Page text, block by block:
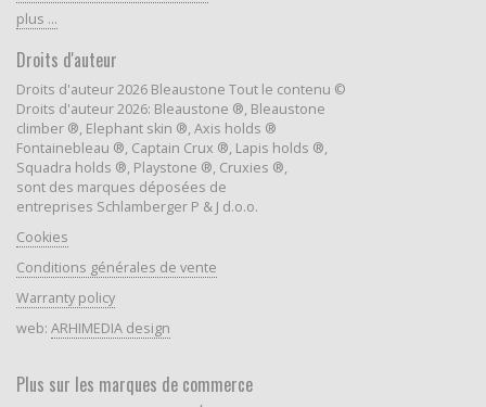
plus ...
Droits d'auteur
Droits d'auteur 2026 Bleaustone Tout le contenu ©
Droits d'auteur 2026: Bleaustone ®, Bleaustone
climber ®, Elephant skin ®, Axis holds ®
Fontainebleau ®, Captain Crux ®, Lapis holds ®,
Squadra holds ®, Playstone ®, Cruxies ®,
sont des marques déposées de
entreprises Schlamberger P & J d.o.o.
Cookies
Conditions générales de vente
Warranty policy
web: ARHIMEDIA design
Plus sur les marques de commerce